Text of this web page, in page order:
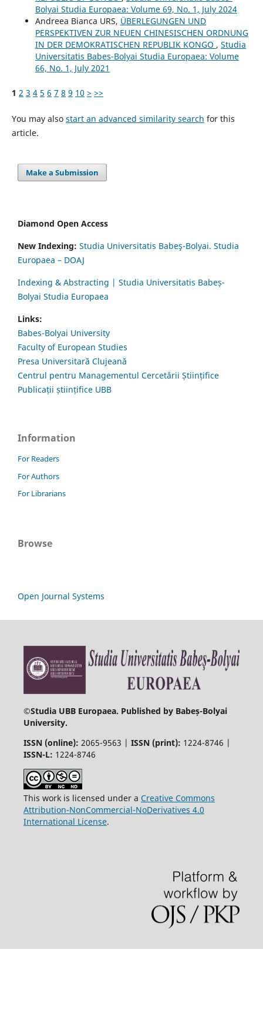
Bolyai Studia Europaea: Volume 69, No. 1, July 2024
Andreea Bianca URS, ÜBERLEGUNGEN UND
PERSPEKTIVEN ZUR NEUEN CHINESISCHEN ORDNUNG
IN DER DEMOKRATISCHEN REPUBLIK KONGO , Studia
Universitatis Babes-Bolyai Studia Europaea: Volume
66, No. 1, July 2021
1 2 3 4 5 6 7 8 9 10 > >>
You may also start an advanced similarity search for this
article.
Make a Submission
Diamond Open Access
New Indexing: Studia Universitatis Babeş-Bolyai. Studia
Europaea – DOAJ
Indexing & Abstracting | Studia Universitatis Babeș-
Bolyai Studia Europaea
Links:
Babes-Bolyai University
Faculty of European Studies
Presa Universitară Clujeană
Centrul pentru Managementul Cercetării Științifice
Publicații științifice UBB
Information
For Readers
For Authors
For Librarians
Browse
Open Journal Systems
©Studia UBB Europaea. Published by Babeș-Bolyai
University.
ISSN (online): 2065-9563 | ISSN (print): 1224-8746 |
ISSN-L: 1224-8746
This work is licensed under a Creative Commons
Attribution-NonCommercial-NoDerivatives 4.0
International License.